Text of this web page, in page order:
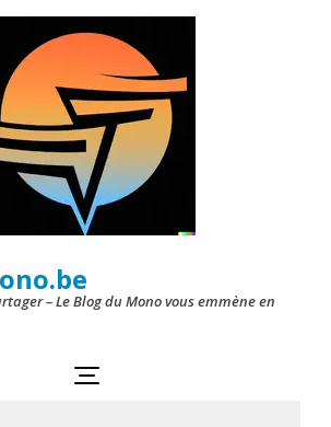
– Le Blog du Mono vous emmène en